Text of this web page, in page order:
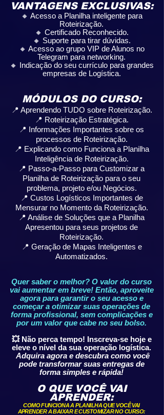
VANTAGENS EXCLUSIVAS:
🔸 Acesso a Planilha inteligente para
Roteirização.
🔸 Certificado Reconhecido.
🔸 Suporte para tirar dúvidas.
🔸 Acesso ao grupo VIP de Alunos no
Telegram para networking.
🔸 Indicação do seu currículo para grandes
empresas de Logística.
MÓDULOS DO CURSO:
📍 Aprendendo TUDO sobre Roteirização.
📍 Roteirização Estratégica.
📍 Informações Importantes sobre os
processos de Roteirização.
📍 Explicando como Funciona a Planilha
Inteligência de Roteirização.
📍 Passo-a-Passo para Customizar a
Planilha de Roteirização para o seu
problema, projeto e/ou Negócios.
📍 Custos Logísticos Importantes de
Mensurar no Momento da Roteirização.
📍 Análise de Soluções que a Planilha
Apresentou para seus projetos de
Roteirização.
📍 Geração de Mapas Inteligentes e
Automatizados.
Quer saber o melhor? O valor do curso
vai aumentar em breve! Então, aproveite
agora para garantir o seu acesso e
começar a otimizar suas operações de
forma profissional, sem complicações e
por um valor que cabe no seu bolso.
💥 Não perca tempo! Inscreva-se hoje e
eleve o nível da sua operação logística.
Adquira agora e descubra como você
pode transformar suas entregas de
forma simples e rápida!
O QUE VOCÊ VAI
APRENDER:
COMO FUNCIONA A PLANILHA QUE VOCÊ VAI
APRENDER A BAIXAR E CUSTOMIZAR NO CURSO: